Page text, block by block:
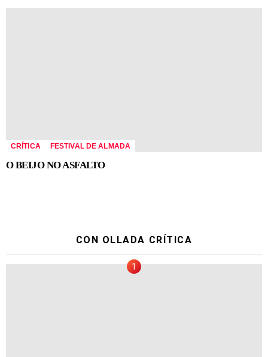
CRÍTICA FESTIVAL DE ALMADA
O BEIJO NO ASFALTO
CON OLLADA CRÍTICA